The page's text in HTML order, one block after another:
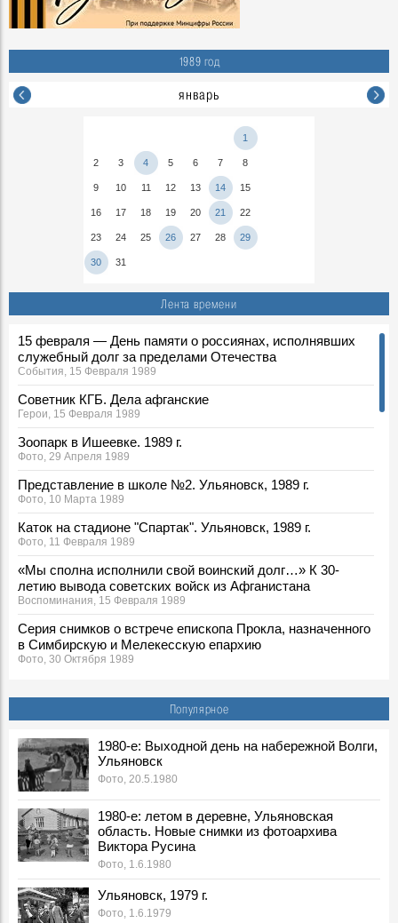
1989 год
январь
1
2 3 4 5 6 7 8
9 10 11 12 13 14 15
16 17 18 19 20 21 22
23 24 25 26 27 28 29
30 31
Лента времени
15 февраля — День памяти о россиянах, исполнявших
служебный долг за пределами Отечества
События, 15 Февраля 1989
Советник КГБ. Дела афганские
Герои, 15 Февраля 1989
Зоопарк в Ишеевке. 1989 г.
Фото, 29 Апреля 1989
Представление в школе №2. Ульяновск, 1989 г.
Фото, 10 Марта 1989
Каток на стадионе "Спартак". Ульяновск, 1989 г.
Фото, 11 Февраля 1989
«Мы сполна исполнили свой воинский долг…» К 30-
летию вывода советских войск из Афганистана
Воспоминания, 15 Февраля 1989
Серия снимков о встрече епископа Прокла, назначенного
в Симбирскую и Мелекесскую епархию
Фото, 30 Октября 1989
Фото, 30 Апреля 1989
Первый конкурс красоты в Ульяновске
Фото, 9 Апреля 1989
Next Stop Sovjet в Ульяновске
Фото, 21 Сентября 1989
Жаркие будни в Афгане
События, 15 Февраля 1989
Виктор Цой погиб в автокатастрофе
События, 17 Августа 1989
Популярное
1980-е: Выходной день на набережной Волги,
Ульяновск
Фото, 20.5.1980
1980-е: летом в деревне, Ульяновская
область. Новые снимки из фотоархива
Виктора Русина
Фото, 1.6.1980
Ульяновск, 1979 г.
Фото, 1.6.1979